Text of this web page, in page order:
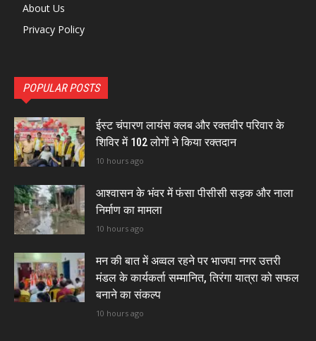
About Us
Privacy Policy
POPULAR POSTS
ईस्ट चंपारण लायंस क्लब और रक्तवीर परिवार के
शिविर में 102 लोगों ने किया रक्तदान
10 hours ago
आश्वासन के भंवर में फंसा पीसीसी सड़क और नाला
निर्माण का मामला
10 hours ago
मन की बात में अव्वल रहने पर भाजपा नगर उत्तरी
मंडल के कार्यकर्ता सम्मानित, तिरंगा यात्रा को सफल
बनाने का संकल्प
10 hours ago